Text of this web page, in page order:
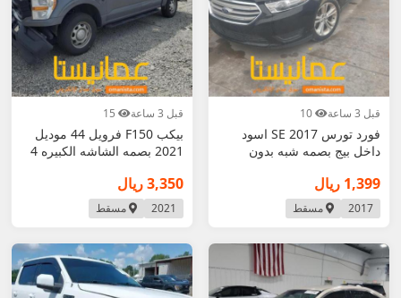
قبل 3 ساعة
فورد تورس 2017 SE اسود
داخل بيج بصمه شبه بدون
1,399 ريال
2017 مسقط
قبل 3 ساعة
بيكب F150 فرويل 44 موديل
2021 بصمه الشاشه الكبيره 4
3,350 ريال
2021 مسقط